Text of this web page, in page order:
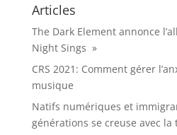
Articles
The Dark Element annonce
Night Sings »
CRS 2021: Comment gérer
musique
Natifs numériques et
générations se creuse avec la